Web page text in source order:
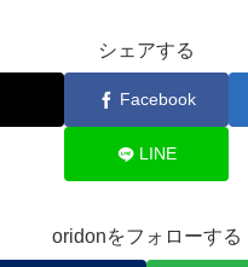
シェアする
Facebook
LINE
oridonをフォローする